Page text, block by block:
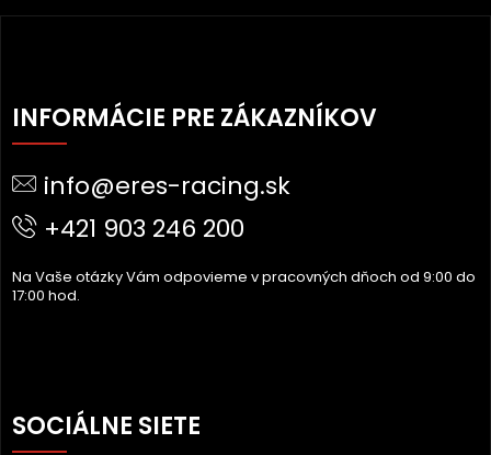
Á
P
T
INFORMÁCIE PRE ZÁKAZNÍKOV
info@eres-racing.sk
+421 903 246 200
Na Vaše otázky Vám odpovieme v pracovných dňoch od 9:00 do
17:00 hod.
SOCIÁLNE SIETE